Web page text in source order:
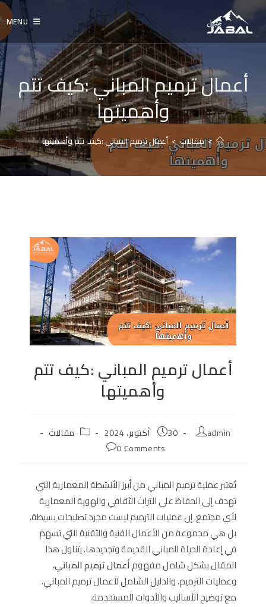
Skip
content
MENU
أعمال ترميم المباني :كيف تتم
وأهميتها
> مقالات > أعمال ترميم المباني :كيف تتم وأهميتها
أعمال ترميم المباني :كيف تتم
وأهميتها
Post
admin
Post
published:
30 أكتوبر، 2024 Postمقالات
Post
0 Comments
تُعتبر عملية ترميم المباني من أبرز الأنشطة المعمارية التي
تهدف إلى الحفاظ على التراث الثقافي والهوية المعمارية
لأي مجتمع. إن عمليات الترميم ليست مجرد تصليحات بسيطة،
بل هي مجموعة من الأعمال الفنية والتقنية التي تسهم
في إعادة الحياة للمباني القديمة وتجديدها. يتناول هذا
المقال بشكل شامل مفهومأعمال ترميم المباني،
وعمليات الترميم، والدليل الشامل لأعمال ترميم المباني،
مع توضيح الأساليب والأدوات المستخدمة.